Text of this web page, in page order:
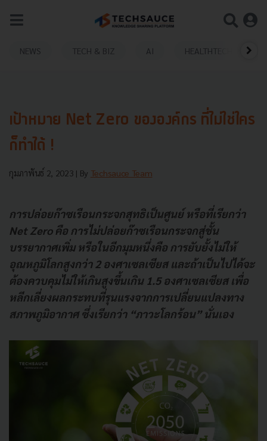
NEWS TECH & BIZ AI HEALTHTECH
เป้าหมาย Net Zero ขององค์กร ที่ไม่ใช่ใคร
ก็ทำได้ !
กุมภาพันธ์ 2, 2023 | By Techsauce Team
การปล่อยก๊าซเรือนกระจกสุทธิเป็นศูนย์ หรือที่เรียกว่า
Net Zero คือ การไม่ปล่อยก๊าซเรือนกระจกสู่ชั้น
บรรยากาศเพิ่ม หรือในอีกมุมหนึ่งคือ การยับยั้งไม่ให้
อุณหภูมิโลกสูงกว่า 2 องศาเซลเซียส และถ้าเป็นไปได้จะ
ต้องควบคุมไม่ให้เกินสูงขึ้นเกิน 1.5 องศาเซลเซียส เพื่อ
หลีกเลี่ยงผลกระทบที่รุนแรงจากการเปลี่ยนแปลงทาง
สภาพภูมิอากาศ ซึ่งเรียกว่า “ภาวะโลกร้อน” นั่นเอง